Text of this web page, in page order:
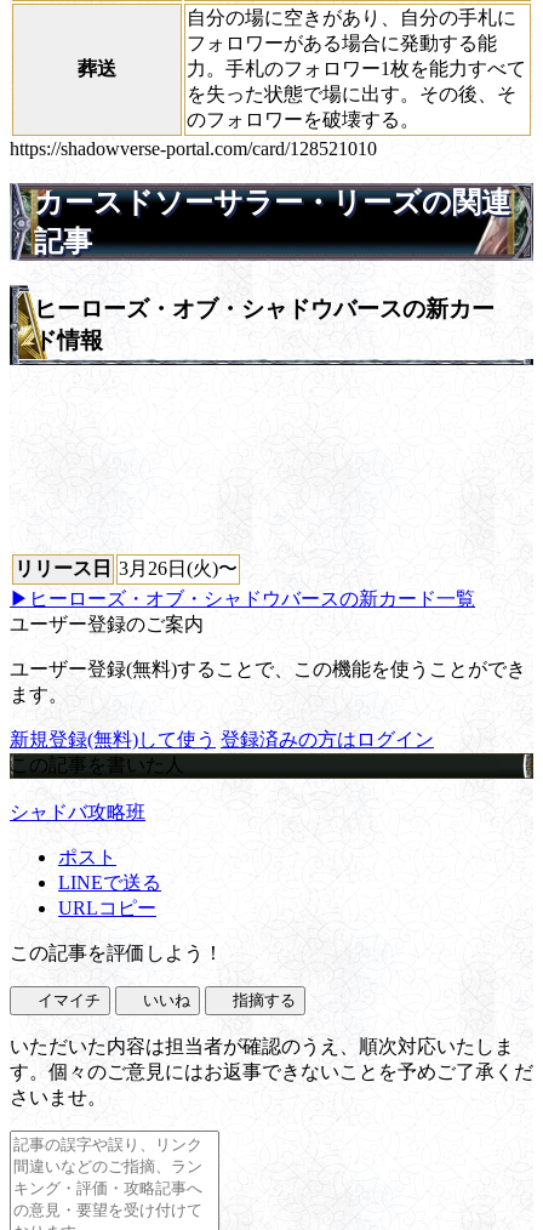
葬送
自分の場に空きがあり、自分の手札に
フォロワーがある場合に発動する能
力。手札のフォロワー1枚を能力すべて
を失った状態で場に出す。その後、そ
のフォロワーを破壊する。
https://shadowverse-portal.com/card/128521010
カースドソーサラー・リーズの関連
記事
ヒーローズ・オブ・シャドウバースの新カー
ド情報
リリース日 3月26日(火)〜
▶ヒーローズ・オブ・シャドウバースの新カード一覧
ユーザー登録のご案内
ユーザー登録(無料)することで、この機能を使うことができ
ます。
新規登録(無料)して使う 登録済みの方はログイン
この記事を書いた人
シャドバ攻略班
ポスト
LINEで送る
URLコピー
この記事を評価しよう！
イマイチ いいね 指摘する
いただいた内容は担当者が確認のうえ、順次対応いたしま
す。個々のご意見にはお返事できないことを予めご了承くだ
さいませ。